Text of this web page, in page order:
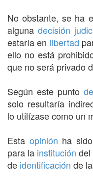
No obstante, se ha
algunadecisión
estaría en libertad
ello no está
que no será privado
Según este punto
solo resultaría
lo utilízase como un
Esta opinión ha
para la institución del
de identificación de